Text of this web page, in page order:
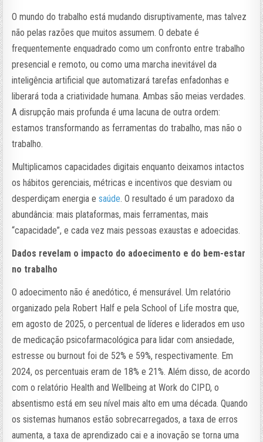
O mundo do trabalho está mudando disruptivamente, mas talvez
não pelas razões que muitos assumem. O debate é
frequentemente enquadrado como um confronto entre trabalho
presencial e remoto, ou como uma marcha inevitável da
inteligência artificial que automatizará tarefas enfadonhas e
liberará toda a criatividade humana. Ambas são meias verdades.
A disrupção mais profunda é uma lacuna de outra ordem:
estamos transformando as ferramentas do trabalho, mas não o
trabalho.
Multiplicamos capacidades digitais enquanto deixamos intactos
os hábitos gerenciais, métricas e incentivos que desviam ou
desperdiçam energia esaúde. O resultado é um paradoxo da
abundância: mais plataformas, mais ferramentas, mais
“capacidade”, e cada vez mais pessoas exaustas e adoecidas.
Dados revelam o impacto do adoecimento e do bem-estar
no trabalho
O adoecimento não é anedótico, é mensurável. Um relatório
organizado pela Robert Half e pela School of Life mostra que,
em agosto de 2025, o percentual de líderes e liderados em uso
de medicação psicofarmacológica para lidar com ansiedade,
estresse ou burnout foi de 52% e 59%, respectivamente. Em
2024, os percentuais eram de 18% e 21%. Além disso, de acordo
com o relatório Health and Wellbeing at Work do CIPD, o
absentismo está em seu nível mais alto em uma década. Quando
os sistemas humanos estão sobrecarregados, a taxa de erros
aumenta, a taxa de aprendizado cai e a inovação se torna uma